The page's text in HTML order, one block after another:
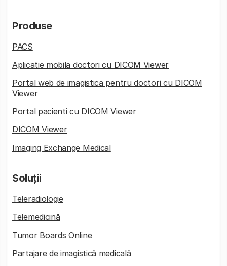
Produse
PACS
Aplicatie mobila doctori cu DICOM Viewer
Portal web de imagistica pentru doctori cu DICOM
Viewer
Portal pacienti cu DICOM Viewer
DICOM Viewer
Imaging Exchange Medical
Soluții
Teleradiologie
Telemedicină
Tumor Boards Online
Partajare de imagistică medicală